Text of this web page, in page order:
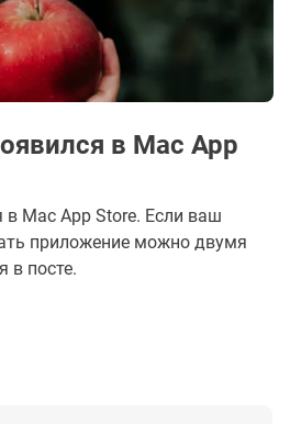
в Mac App
в Mac App Store. Если ваш
приложение можно двумя
в посте.